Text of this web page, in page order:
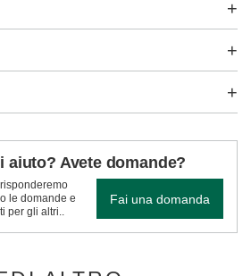
aiuto? Avete domande?
le domande e
per gli altri..
Fai una domanda